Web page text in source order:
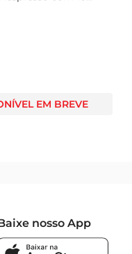
EM BREVE
nosso App